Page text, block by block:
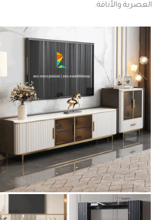
العصرية والأناقة.